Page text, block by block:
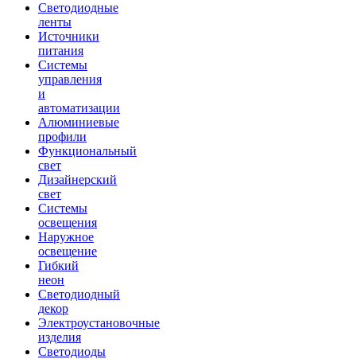
Светодиодные
ленты
Источники
питания
Системы
управления
и
автоматизации
Алюминиевые
профили
Функциональный
свет
Дизайнерский
свет
Системы
освещения
Наружное
освещение
Гибкий
неон
Светодиодный
декор
Электроустановочные
изделия
Светодиоды